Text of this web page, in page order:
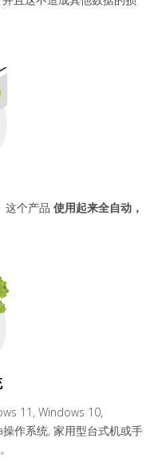
这个产品 使用起来全自动，
11, Windows 10,
作系统, 家用型台式机或手